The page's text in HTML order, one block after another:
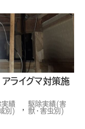
ライグマ対策施
実績
別)
,
駆除実績(害
獣・害虫別)